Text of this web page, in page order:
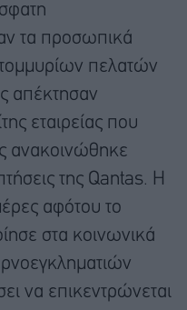
τα προσωπικά
πελατών
απέκτησαν
εταιρείας που
ανακοινώθηκε
της Qantas. Η
αφότου το
στα κοινωνικά
να επικεντρώνεται